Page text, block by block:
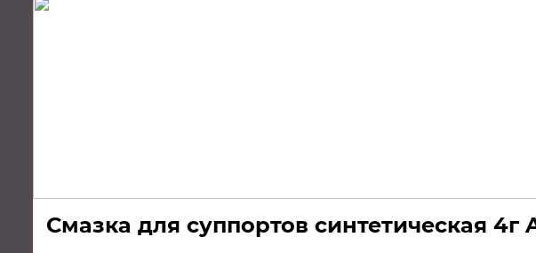
Смазка для суппортов синтетическая 4г